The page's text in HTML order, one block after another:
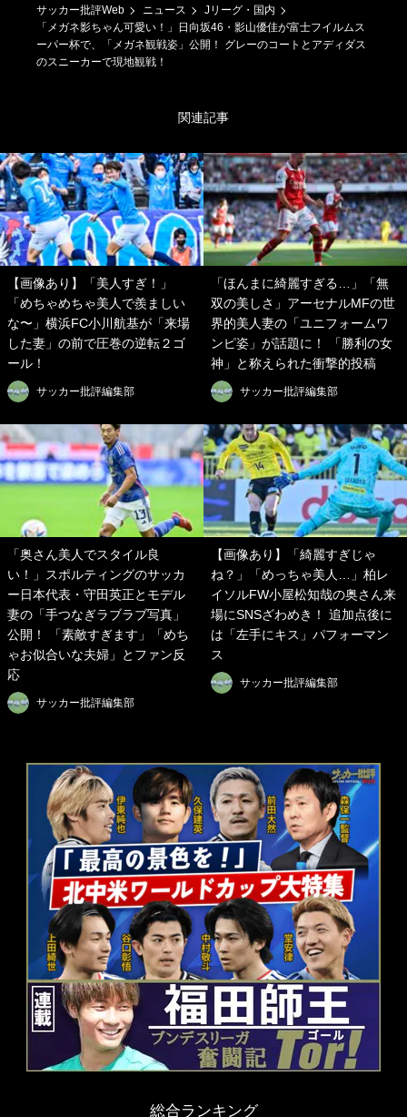
サッカー批評Web ニュース
Jリーグ・国内
「メガネ影ちゃん可愛い！」日向坂46・影山優佳が富士フイルムス
ーパー杯で、「メガネ観戦姿」公開！ グレーのコートとアディダス
のスニーカーで現地観戦！
関連記事
【画像あり】「美人すぎ！」
「めちゃめちゃ美人で羨ましい
な〜」横浜FC小川航基が「来場
した妻」の前で圧巻の逆転２ゴ
ール！
サッカー批評編集部
「ほんまに綺麗すぎる…」「無
双の美しさ」アーセナルMFの世
界的美人妻の「ユニフォームワ
ンピ姿」が話題に！ 「勝利の女
神」と称えられた衝撃的投稿
サッカー批評編集部
「奥さん美人でスタイル良
い！」スポルティングのサッカ
ー日本代表・守田英正とモデル
妻の「手つなぎラブラブ写真」
公開！ 「素敵すぎます」「めち
ゃお似合いな夫婦」とファン反
応
サッカー批評編集部
【画像あり】「綺麗すぎじゃ
ね？」「めっちゃ美人…」柏レ
イソルFW小屋松知哉の奥さん来
場にSNSざわめき！ 追加点後に
は「左手にキス」パフォーマン
ス
サッカー批評編集部
総合ランキング